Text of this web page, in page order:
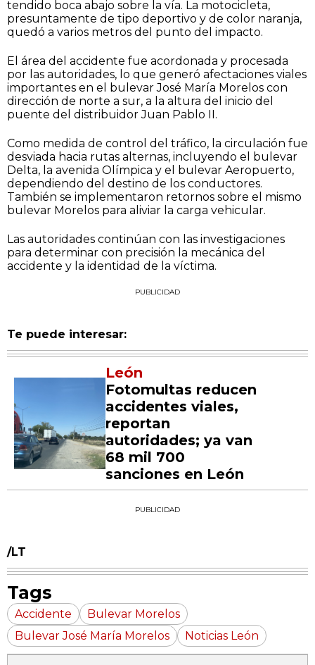
tendido boca abajo sobre la vía. La motocicleta,
presuntamente de tipo deportivo y de color naranja,
quedó a varios metros del punto del impacto.
El área del accidente fue acordonada y procesada
por las autoridades, lo que generó afectaciones viales
importantes en el bulevar José María Morelos con
dirección de norte a sur, a la altura del inicio del
puente del distribuidor Juan Pablo II.
Como medida de control del tráfico, la circulación fue
desviada hacia rutas alternas, incluyendo el bulevar
Delta, la avenida Olímpica y el bulevar Aeropuerto,
dependiendo del destino de los conductores.
También se implementaron retornos sobre el mismo
bulevar Morelos para aliviar la carga vehicular.
Las autoridades continúan con las investigaciones
para determinar con precisión la mecánica del
accidente y la identidad de la víctima.
PUBLICIDAD
Te puede interesar:
León
Fotomultas reducen
accidentes viales,
reportan
autoridades; ya van
68 mil 700
sanciones en León
PUBLICIDAD
/LT
Tags
Accidente
Bulevar Morelos
Bulevar José María Morelos
Noticias León